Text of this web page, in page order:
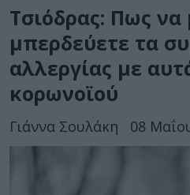
Τσιόδρας: Πως να
μπερδεύετε τα
αλλεργίας με
κορωνοϊού
Γιάννα Σουλάκη 08